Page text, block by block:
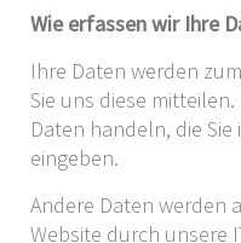
Wie erfassen wir Ihre
Ihre Daten werden
Sie uns diese
Daten handeln, die
eingeben.
Andere Daten werden
Website durch unsere